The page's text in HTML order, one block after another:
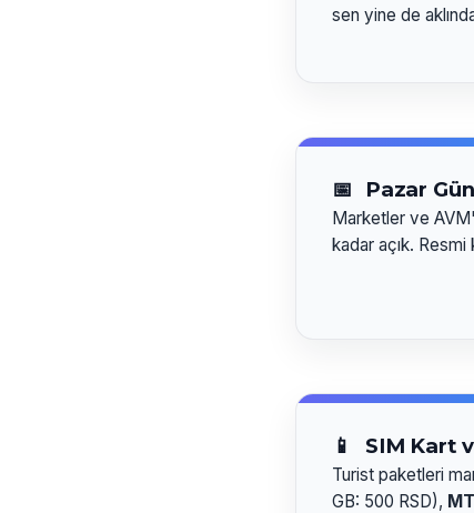
sen yine de
📅 Pazar
Marketler ve
kadar açık. Resmi
📱 SIM Kart
Turist paketleri
GB: 500 RSD),